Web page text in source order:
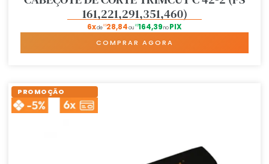
161,221,291,351,460)
6xdeR$28,84ou R$164,39noPIX
COMPRAR AGORA
PROMOÇÃO